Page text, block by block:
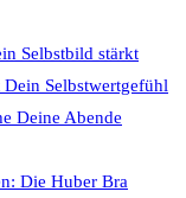
Selbstbild stärkt
Selbstwertgefühl
Deine Abende
Die Huber Bra